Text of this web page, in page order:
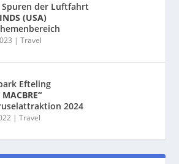
Spuren der Luftfahrt
(USA)
|Travel
Efteling
2024
|Travel